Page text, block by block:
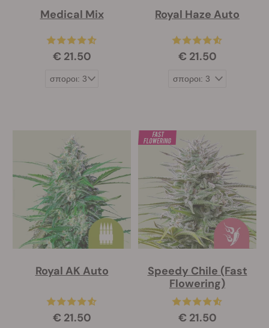
Medical Mix
€ 21.50
Royal Haze Auto
€ 21.50
Royal AK Auto
€ 21.50
Speedy Chile (Fast
Flowering)
€ 21.50